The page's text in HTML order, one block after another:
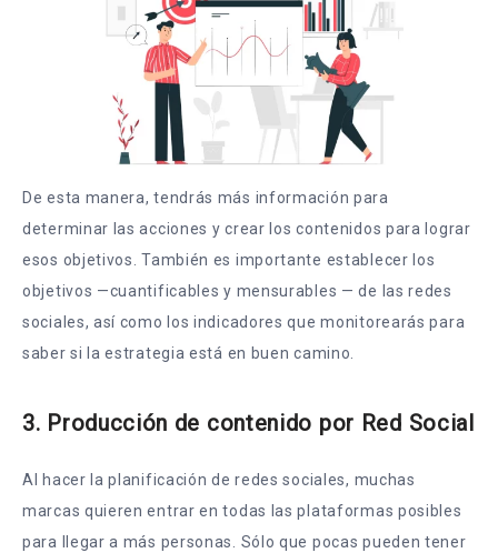
De esta manera, tendrás más información para
determinar las acciones y crear los contenidos para lograr
esos objetivos. También es importante establecer los
objetivos —cuantificables y mensurables — de las redes
sociales, así como los indicadores que monitorearás para
saber si la estrategia está en buen camino.
3. Producción de contenido por Red Social
Al hacer la planificación de redes sociales, muchas
marcas quieren entrar en todas las plataformas posibles
para llegar a más personas. Sólo que pocas pueden tener